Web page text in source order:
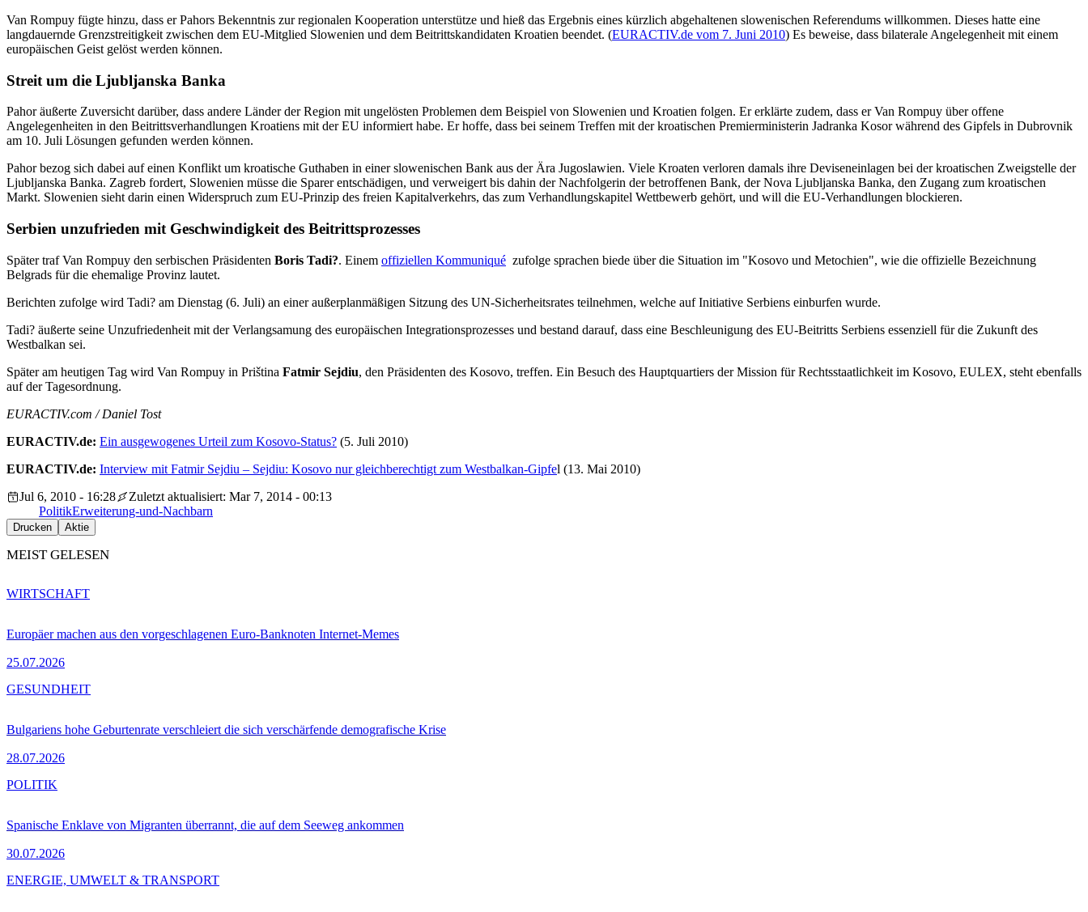
Van Rompuy fügte hinzu, dass er Pahors Bekenntnis zur regionalen Kooperation unterstütze und hieß das Ergebnis eines kürzlich abgehaltenen slowenischen Referendums willkommen. Dieses hatte eine
langdauernde Grenzstreitigkeit zwischen dem EU-Mitglied Slowenien und dem Beitrittskandidaten Kroatien beendet. (EURACTIV.de vom 7. Juni 2010) Es beweise, dass bilaterale Angelegenheit mit einem
europäischen Geist gelöst werden können.
Streit um die Ljubljanska Banka
Pahor äußerte Zuversicht darüber, dass andere Länder der Region mit ungelösten Problemen dem Beispiel von Slowenien und Kroatien folgen. Er erklärte zudem, dass er Van Rompuy über offene
Angelegenheiten in den Beitrittsverhandlungen Kroatiens mit der EU informiert habe. Er hoffe, dass bei seinem Treffen mit der kroatischen Premierministerin Jadranka Kosor während des Gipfels in Dubrovnik
am 10. Juli Lösungen gefunden werden können.
Pahor bezog sich dabei auf einen Konflikt um kroatische Guthaben in einer slowenischen Bank aus der Ära Jugoslawien. Viele Kroaten verloren damals ihre Deviseneinlagen bei der kroatischen Zweigstelle der
Ljubljanska Banka. Zagreb fordert, Slowenien müsse die Sparer entschädigen, und verweigert bis dahin der Nachfolgerin der betroffenen Bank, der Nova Ljubljanska Banka, den Zugang zum kroatischen
Markt. Slowenien sieht darin einen Widerspruch zum EU-Prinzip des freien Kapitalverkehrs, das zum Verhandlungskapitel Wettbewerb gehört, und will die EU-Verhandlungen blockieren.
Serbien unzufrieden mit Geschwindigkeit des Beitrittsprozesses
Später traf Van Rompuy den serbischen Präsidenten Boris Tadi?. Einem offiziellen Kommuniqué zufolge sprachen biede über die Situation im "Kosovo und Metochien", wie die offizielle Bezeichnung
Belgrads für die ehemalige Provinz lautet.
Berichten zufolge wird Tadi? am Dienstag (6. Juli) an einer außerplanmäßigen Sitzung des UN-Sicherheitsrates teilnehmen, welche auf Initiative Serbiens einburfen wurde.
Tadi? äußerte seine Unzufriedenheit mit der Verlangsamung des europäischen Integrationsprozesses und bestand darauf, dass eine Beschleunigung des EU-Beitritts Serbiens essenziell für die Zukunft des
Westbalkan sei.
Später am heutigen Tag wird Van Rompuy in Priština Fatmir Sejdiu, den Präsidenten des Kosovo, treffen. Ein Besuch des Hauptquartiers der Mission für Rechtsstaatlichkeit im Kosovo, EULEX, steht ebenfalls
auf der Tagesordnung.
EURACTIV.com / Daniel Tost
EURACTIV.de: Ein ausgewogenes Urteil zum Kosovo-Status? (5. Juli 2010)
EURACTIV.de: Interview mit Fatmir Sejdiu – Sejdiu: Kosovo nur gleichberechtigt zum Westbalkan-Gipfel (13. Mai 2010)
Jul 6, 2010 - 16:28
Zuletzt aktualisiert: Mar 7, 2014 - 00:13
PolitikErweiterung-und-Nachbarn
Drucken Aktie
MEIST GELESEN
Europäer machen aus den vorgeschlagenen Euro-Banknoten Internet-Memes
25.07.2026
WIRTSCHAFT
Bulgariens hohe Geburtenrate verschleiert die sich verschärfende demografische Krise
28.07.2026
GESUNDHEIT
Spanische Enklave von Migranten überrannt, die auf dem Seeweg ankommen
30.07.2026
POLITIK
ENERGIE, UMWELT & TRANSPORT